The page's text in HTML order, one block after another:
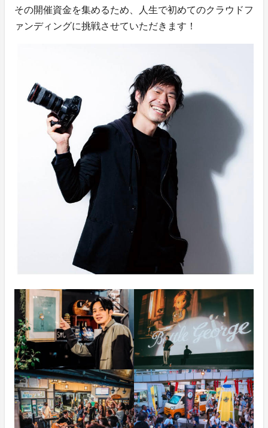
その開催資金を集めるため、人生で初めてのクラウドフ
ァンディングに挑戦させていただきます！